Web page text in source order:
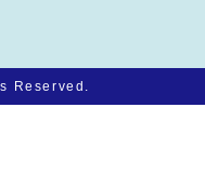
Reserved.